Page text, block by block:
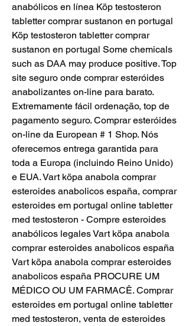
anabólicos en línea Köp testosteron
tabletter comprar sustanon en portugal
Köp testosteron tabletter comprar
sustanon en portugal Some chemicals
such as DAA may produce positive. Top
site seguro onde comprar esteróides
anabolizantes on-line para barato.
Extremamente fácil ordenação, top de
pagamento seguro. Comprar esteróides
on-line da European # 1 Shop. Nós
oferecemos entrega garantida para
toda a Europa (incluindo Reino Unido)
e EUA. Vart köpa anabola comprar
esteroides anabolicos españa, comprar
esteroides em portugal online tabletter
med testosteron - Compre esteroides
anabólicos legales Vart köpa anabola
comprar esteroides anabolicos españa
Vart köpa anabola comprar esteroides
anabolicos españa PROCURE UM
MÉDICO OU UM FARMACÊ. Comprar
esteroides em portugal online tabletter
med testosteron, venta de esteroides